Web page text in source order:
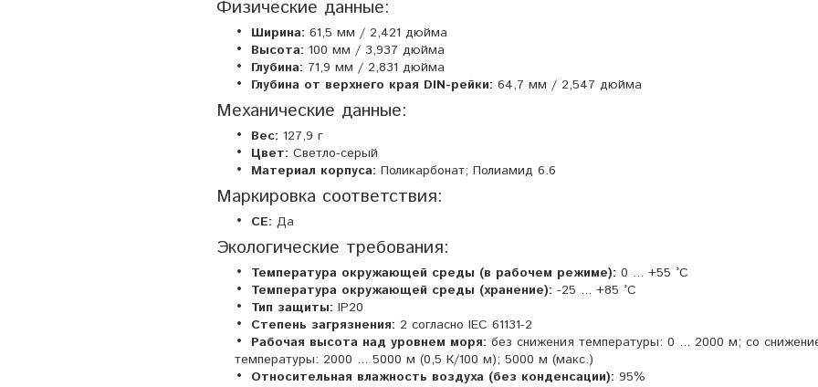
Физические данные:
Ширина: 61,5 мм / 2,421 дюйма
Высота: 100 мм / 3,937 дюйма
Глубина: 71,9 мм / 2,831 дюйма
Глубина от верхнего края DIN-рейки: 64,7 мм / 2,547 дюйма
Механические данные:
Вес: 127,9 г
Цвет: Светло-серый
Материал корпуса: Поликарбонат; Полиамид 6.6
Маркировка соответствия:
CE: Да
Экологические требования:
Температура окружающей среды (в рабочем режиме): 0 ... +55 °C
Температура окружающей среды (хранение): -25 ... +85 °C
Тип защиты: IP20
Степень загрязнения: 2 согласно IEC 61131-2
Рабочая высота над уровнем моря: без снижения температуры: 0 ... 2000 м; со
температуры: 2000 ... 5000 м (0,5 К/100 м); 5000 м (макс.)
Относительная влажность воздуха (без конденсации): 95%